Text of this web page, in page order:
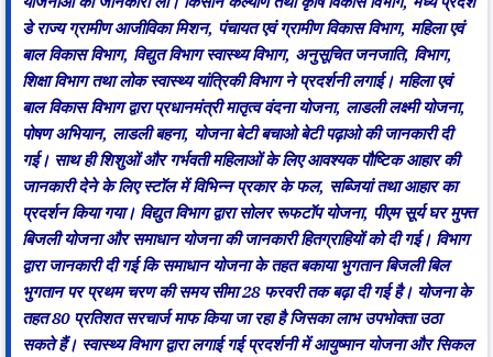
डे राज्य ग्रामीण आजीविका मिशन, पंचायत एवं ग्रामीण विकास विभाग, महिला एवं
बाल विकास विभाग, विद्युत विभाग स्वास्थ्य विभाग, अनुसूचित जनजाति, विभाग,
शिक्षा विभाग तथा लोक स्वास्थ्य यांत्रिकी विभाग ने प्रदर्शनी लगाई। महिला एवं
बाल विकास विभाग द्वारा प्रधानमंत्री मातृत्व वंदना योजना, लाडली लक्ष्मी योजना,
पोषण अभियान, लाडली बहना, योजना बेटी बचाओ बेटी पढ़ाओ की जानकारी दी
गई। साथ ही शिशुओं और गर्भवती महिलाओं के लिए आवश्यक पौष्टिक आहार की
जानकारी देने के लिए स्टॉल में विभिन्न प्रकार के फल, सब्जियां तथा आहार का
प्रदर्शन किया गया। विद्युत विभाग द्वारा सोलर रूफटॉप योजना, पीएम सूर्य घर मुफ्त
बिजली योजना और समाधान योजना की जानकारी हितग्राहियों को दी गई। विभाग
द्वारा जानकारी दी गई कि समाधान योजना के तहत बकाया भुगतान बिजली बिल
भुगतान पर प्रथम चरण की समय सीमा 28 फरवरी तक बढ़ा दी गई है। योजना के
तहत 80 प्रतिशत सरचार्ज माफ किया जा रहा है जिसका लाभ उपभोक्ता उठा
सकते हैं। स्वास्थ्य विभाग द्वारा लगाई गई प्रदर्शनी में आयुष्मान योजना और सिकल